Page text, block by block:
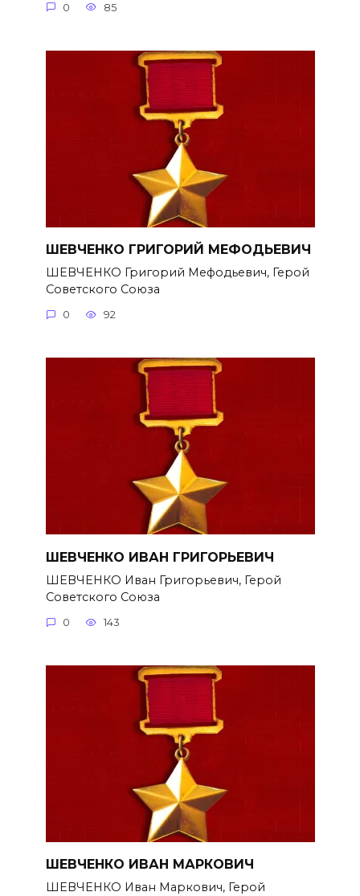
0 85
ШЕВЧЕНКО ГРИГОРИЙ МЕФОДЬЕВИЧ
ШЕВЧЕНКО Григорий Мефодьевич, Герой
Советского Союза
0 92
ШЕВЧЕНКО ИВАН ГРИГОРЬЕВИЧ
ШЕВЧЕНКО Иван Григорьевич, Герой
Советского Союза
0 143
ШЕВЧЕНКО ИВАН МАРКОВИЧ
ШЕВЧЕНКО Иван Маркович, Герой